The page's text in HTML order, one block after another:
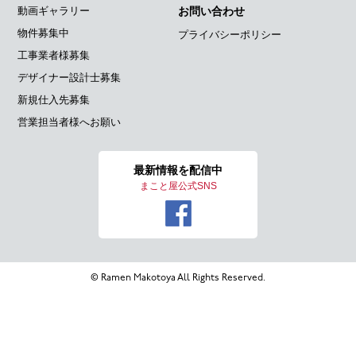
動画ギャラリー
物件募集中
工事業者様募集
デザイナー設計士募集
新規仕入先募集
営業担当者様へお願い
お問い合わせ
プライバシーポリシー
最新情報を配信中
まこと屋公式SNS
© Ramen Makotoya All Rights Reserved.